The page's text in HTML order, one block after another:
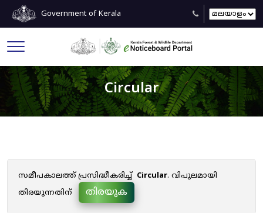
Government of Kerala
Circular
സമീപകാലത്ത് പ്രസിദ്ധീകരിച്ച് Circular. വിപുലമായി
തിരയുന്നതിന്
തിരയുക